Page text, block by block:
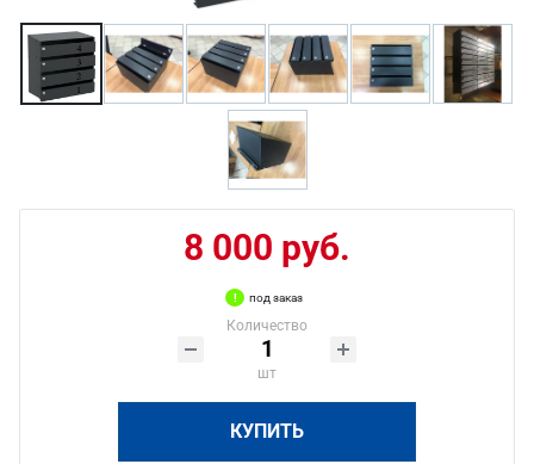
8 000 руб.
под заказ
Количество
шт
КУПИТЬ